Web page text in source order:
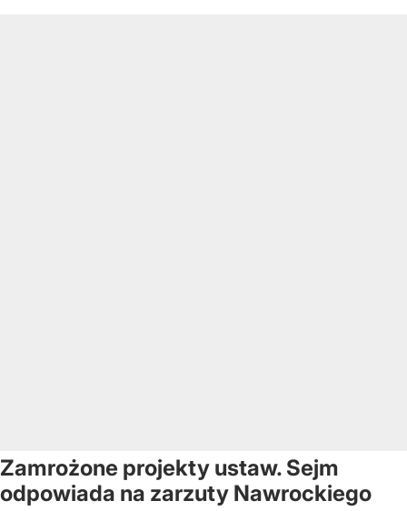
Zamrożone projekty ustaw. Sejm
odpowiada na zarzuty Nawrockiego